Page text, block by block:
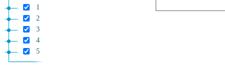
1
2
3
4
5